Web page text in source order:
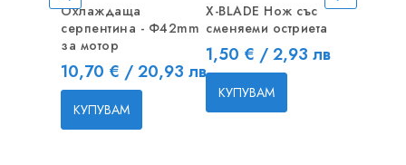
Охлаждаща
серпентина - Ф42mm
за мотор
Цена
10,70 € / 20,93 лв
КУПУВАМ
X-BLADE Нож със
сменяеми остриета
Цена
1,50 € / 2,93 лв
КУПУВАМ
12AWG